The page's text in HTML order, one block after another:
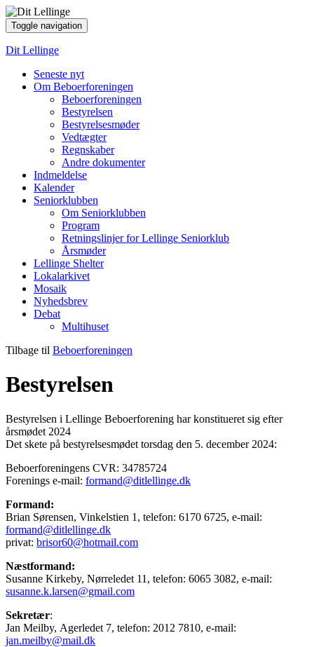
Toggle navigation
Dit Lellinge
Seneste nyt
Om Beboerforeningen
Beboerforeningen
Bestyrelsen
Bestyrelsesmøder
Vedtægter
Regnskaber
Andre dokumenter
Indmeldelse
Kalender
Seniorklubben
Om Seniorklubben
Program
Retningslinjer for Lellinge Seniorklub
Årsmøder
Lellinge Shelter
Lokalarkivet
Mosaik
Nyhedsbrev
Debat
Multihuset
Tilbage til Beboerforeningen
Bestyrelsen
Bestyrelsen i Lellinge Beboerforening har konstitueret sig efter
årsmødet 2024
Det skete på bestyrelsesmødet torsdag den 5. december 2024:
Beboerforeningens CVR: 34785724
Forenings e-mail: formand@ditlellinge.dk
Formand:
Brian Sørensen, Vinkelstien 1, telefon: 6170 6725, e-mail:
formand@ditlellinge.dk
privat: brisor60@hotmail.com
Næstformand:
Susanne Kirkeby, Nørreledet 11, telefon: 6065 3082, e-mail:
susanne.k.larsen@gmail.com
Sekretær:
Jan Meilby, Agerledet 7, telefon: 2012 7810, e-mail:
jan.meilby@mail.dk